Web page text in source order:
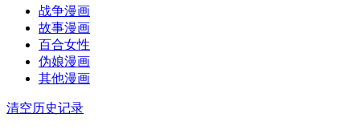
战争漫画
故事漫画
百合女性
伪娘漫画
其他漫画
清空历史记录